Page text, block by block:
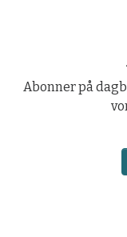
Abonner på